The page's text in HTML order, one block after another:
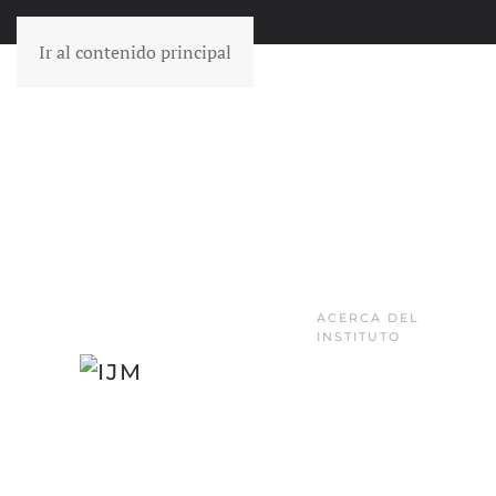
Ir al contenido principal
ACERCA DEL
INSTITUTO